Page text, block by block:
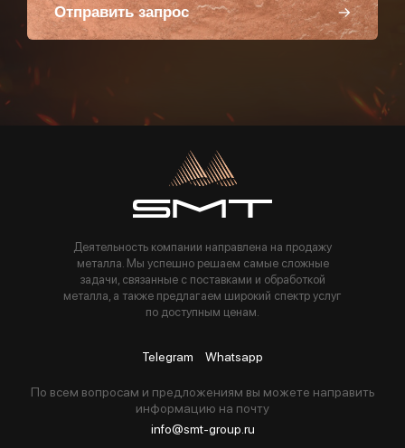
Отправить запрос
Пользуясь данной формой вы соглашаетесь с политикой компании
Деятельность компании направлена на продажу
металла. Мы успешно решаем самые сложные
задачи, связанные с поставками и обработкой
металла, а также предлагаем широкий спектр услуг
по доступным ценам.
Telegram Whatsapp
По всем вопросам и предложениям вы можете направить
информацию на почту
info@smt-group.ru